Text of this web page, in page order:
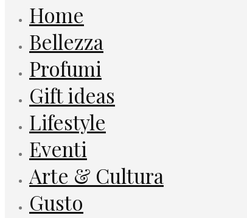
Home
Bellezza
Profumi
Gift ideas
Lifestyle
Eventi
Arte & Cultura
Gusto